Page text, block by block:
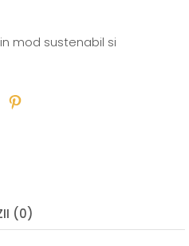
mod sustenabil si
(0)